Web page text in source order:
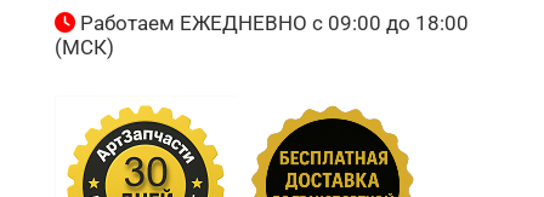
Работаем ЕЖЕДНЕВНО с 09:00 до 18:00
(МСК)